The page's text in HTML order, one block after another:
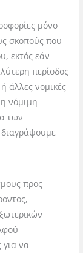
μόνο
σκοπούς που
εκτός εάν
περίοδος
άλλες νομικές
νόμιμη
των
προς
να